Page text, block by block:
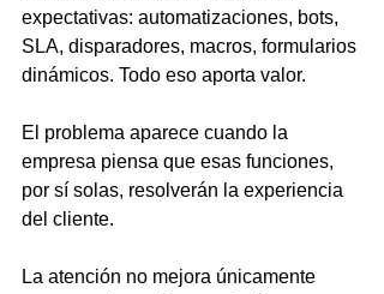
expectativas: automatizaciones, bots,
SLA, disparadores, macros, formularios
dinámicos. Todo eso aporta valor.
El problema aparece cuando la
empresa piensa que esas funciones,
por sí solas, resolverán la experiencia
del cliente.
La atención no mejora únicamente